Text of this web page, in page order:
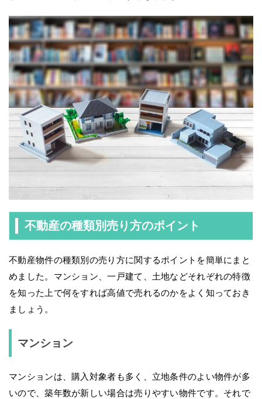
不動産の種類別売り方のポイント
不動産物件の種類別の売り方に関するポイントを簡単にまと
めました。マンション、一戸建て、土地などそれぞれの特徴
を知った上で何をすれば高値で売れるのかをよく知っておき
ましょう。
マンション
マンションは、購入対象者も多く、立地条件のよい物件が多
いので、築年数が新しい場合は売りやすい物件です。それで